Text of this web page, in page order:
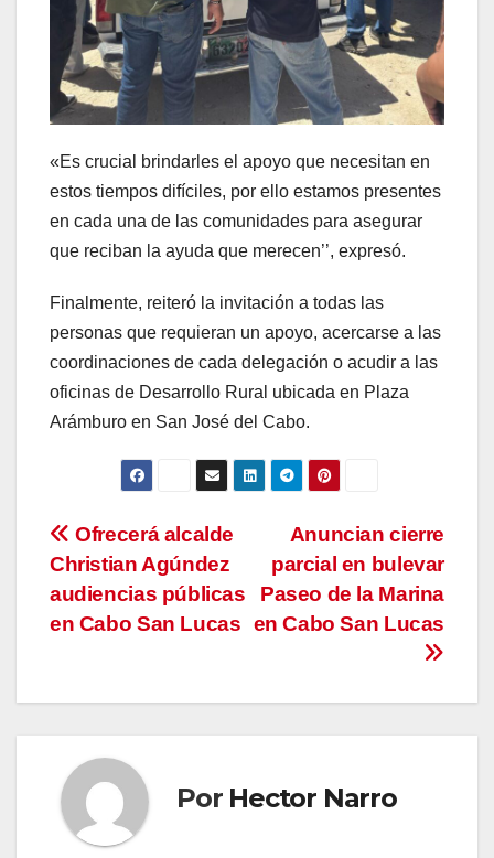
«Es crucial brindarles el apoyo que necesitan en
estos tiempos difíciles, por ello estamos presentes
en cada una de las comunidades para asegurar
que reciban la ayuda que merecen’’, expresó.
Finalmente, reiteró la invitación a todas las
personas que requieran un apoyo, acercarse a las
coordinaciones de cada delegación o acudir a las
oficinas de Desarrollo Rural ubicada en Plaza
Arámburo en San José del Cabo.
Navegación
de
entradas
Anuncian cierre
parcial en bulevar
Paseo de la Marina
en Cabo San Lucas
Ofrecerá alcalde
Christian Agúndez
audiencias públicas
en Cabo San Lucas
Por Hector Narro